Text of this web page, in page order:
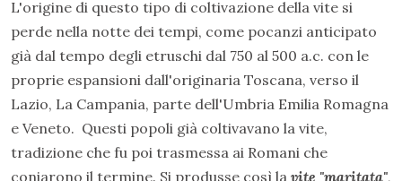
L'origine di questo tipo di coltivazione della vite si
perde nella notte dei tempi, come pocanzi anticipato
già dal tempo degli etruschi dal 750 al 500 a.c. con le
proprie espansioni dall'originaria Toscana, verso il
Lazio, La Campania, parte dell'Umbria Emilia Romagna
e Veneto. Questi popoli già coltivavano la vite,
tradizione che fu poi trasmessa ai Romani che
coniarono il termine. Si produsse così la vite "maritata",